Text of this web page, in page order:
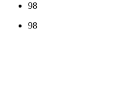
98
98